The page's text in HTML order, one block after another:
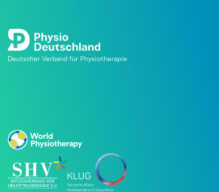
Deutscher Verband für Physiotherapie